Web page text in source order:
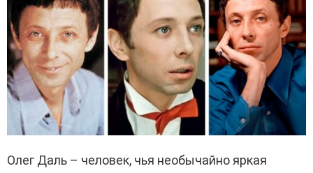
Олег Даль – человек, чья необычайно яркая